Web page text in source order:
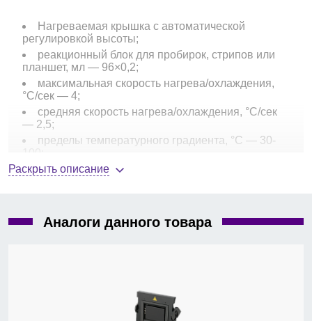
Нагреваемая крышка с автоматической
регулировкой высоты;
реакционный блок для пробирок, стрипов или
планшет, мл — 96×0,2;
максимальная скорость нагрева/охлаждения,
°С/сек — 4;
средняя скорость нагрева/охлаждения, °С/сек
— 2,5;
пределы температурного градиента, °C — 30-
диапазон температурного градиента, °C — 1-25;
гомогенность температуры по блоку, °С — не
более ± 0,5 от ячейки к ячейке за 30 сек при
цветной ЖК-дисплей (5,7 дюйма) c
отображением текста и графиков;
Раскрыть описание
Аналоги данного товара